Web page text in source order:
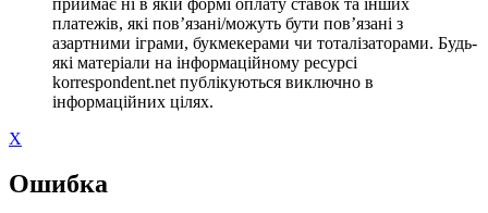
платежів, які пов’язані/можуть бути пов’язані з
азартними іграми, букмекерами чи тоталізаторами. Будь-
які матеріали на інформаційному ресурсі
korrespondent.net публікуються виключно в
інформаційних цілях.
X
Ошибка